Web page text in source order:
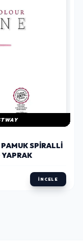
SPIRALLI
İNCELE